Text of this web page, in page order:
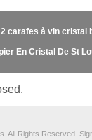
le
catégorie
noms
2 carafes à vin cristal
En Cristal De St
All Rights Reserved.